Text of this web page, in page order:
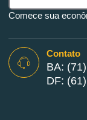
Comece sua
Contato
BA:
DF: